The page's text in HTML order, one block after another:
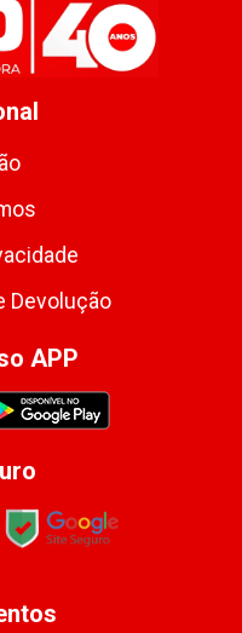
Devolução
APP